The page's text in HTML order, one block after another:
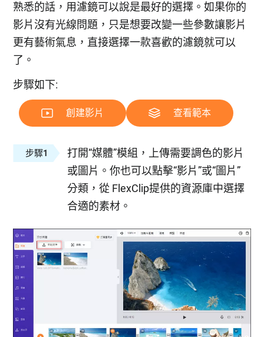
熟悉的話，用濾鏡可以說是最好的選擇。如果你的
影片沒有光線問題，只是想要改變一些參數讓影片
更有藝術氣息，直接選擇一款喜歡的濾鏡就可以
了。
步驟如下:
創建影片 查看範本
步驟1
打開“媒體”模組，上傳需要調色的影片
或圖片。你也可以點擊“影片”或“圖片”
分類，從 FlexClip提供的資源庫中選擇
合適的素材。